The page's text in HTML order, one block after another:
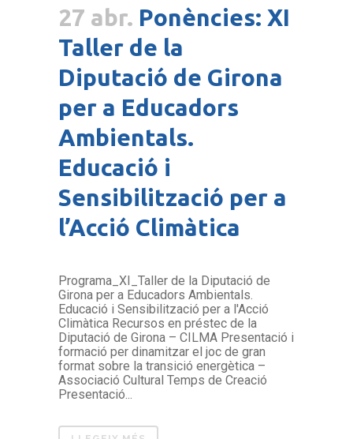
27 abr. Ponències: XI
Taller de la
Diputació de Girona
per a Educadors
Ambientals.
Educació i
Sensibilització per a
l’Acció Climàtica
Programa_XI_Taller de la Diputació de
Girona per a Educadors Ambientals.
Educació i Sensibilització per a l'Acció
Climàtica Recursos en préstec de la
Diputació de Girona – CILMA Presentació i
formació per dinamitzar el joc de gran
format sobre la transició energètica –
Associació Cultural Temps de Creació
Presentació...